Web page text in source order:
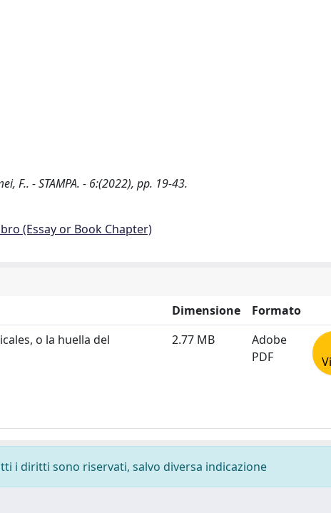
F.. - STAMPA. - 6:(2022), pp. 19-43.
(Essay or Book Chapter)
Dimensione
Formato
o la huella del
2.77 MB
Adobe
PDF
i diritti sono riservati, salvo diversa indicazione